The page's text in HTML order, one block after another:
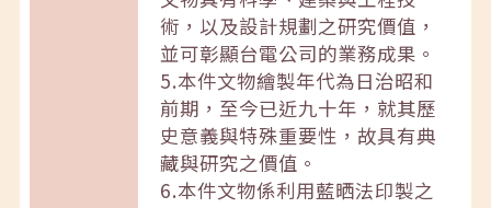
術，以及設計規劃之研究價值，
並可彰顯台電公司的業務成果。
5.本件文物繪製年代為日治昭和
前期，至今已近九十年，就其歷
史意義與特殊重要性，故具有典
藏與研究之價值。
6.本件文物係利用藍晒法印製之